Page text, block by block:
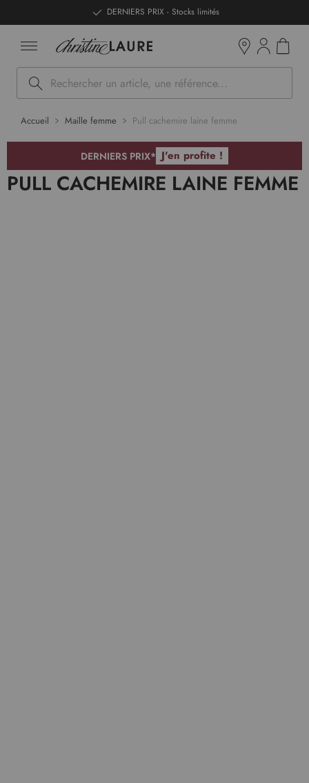
DERNIERS PRIX - Stocks limités
Rechercher
Accueil Maille femme Pull cachemire laine femme
DERNIERS PRIX* J'en profite !
PULL CACHEMIRE LAINE FEMME